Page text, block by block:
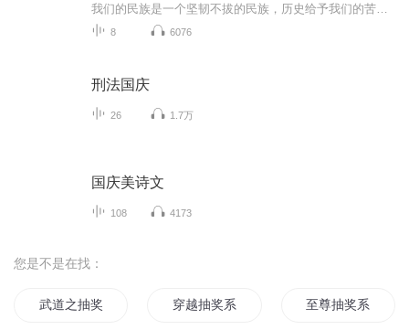
8 6076
刑法国庆
26 1.7万
国庆美诗文
108 4173
您是不是在找：
武道之抽奖系统 穿越抽奖系统 至尊抽奖系统